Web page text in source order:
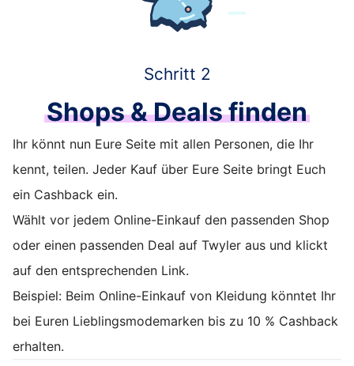
Schritt 2
Shops & Deals finden
Ihr könnt nun Eure Seite mit allen Personen, die Ihr
kennt, teilen. Jeder Kauf über Eure Seite bringt Euch
ein Cashback ein.
Wählt vor jedem Online-Einkauf den passenden Shop
oder einen passenden Deal auf Twyler aus und klickt
auf den entsprechenden Link.
Beispiel: Beim Online-Einkauf von Kleidung könntet Ihr
bei Euren Lieblingsmodemarken bis zu 10 % Cashback
erhalten.